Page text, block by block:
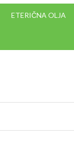
ETERIČNA OLJA